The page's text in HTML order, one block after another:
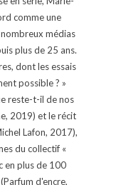
comme une
médias
plus de 25 ans.
dont les essais
possible ? »
reste-t-il de nos
2019) et le récit
Lafon, 2017),
du collectif «
en plus de 100
d'encre,